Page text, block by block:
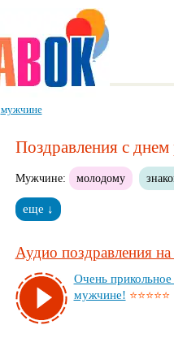
мужчине
Поздравления с
Мужчине: молодому
еще ↓
Аудио поздравления на
Очень
муж­чи­не! ⭐⭐⭐⭐⭐